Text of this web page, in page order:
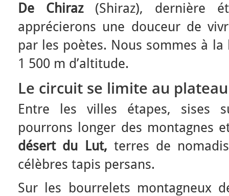
De Chiraz(Shiraz), dernière
apprécierons une douceur de
par les poètes. Nous sommes à
1 500 m d’altitude.
Le circuit se limite au
Entre les villes étapes, sises
pourrons longer des montagnes
désert du Lut, terres de
célèbres tapis persans.
Sur les bourrelets montagneux